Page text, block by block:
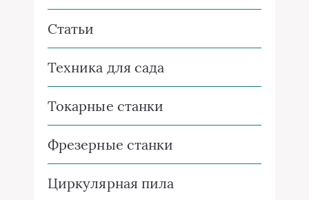
Статьи
Техника для сада
Токарные станки
Фрезерные станки
Циркулярная пила